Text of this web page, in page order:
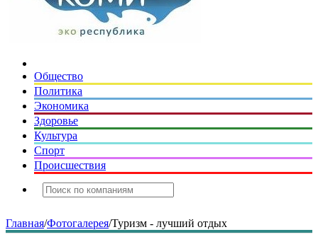
Общество
Политика
Экономика
Здоровье
Культура
Спорт
Происшествия
Главная/Фотогалерея/Туризм - лучший отдых